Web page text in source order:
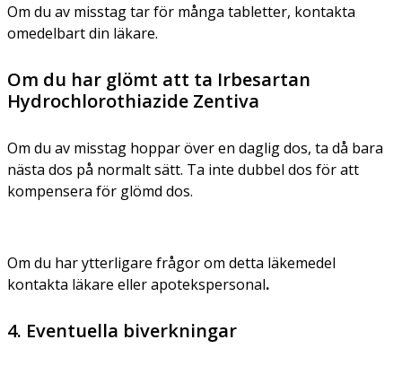
Om du av misstag tar för många tabletter, kontakta
omedelbart din läkare.
Om du har glömt att ta Irbesartan
Hydrochlorothiazide Zentiva
Om du av misstag hoppar över en daglig dos, ta då bara
nästa dos på normalt sätt. Ta inte dubbel dos för att
kompensera för glömd dos.
Om du har ytterligare frågor om detta läkemedel
kontakta läkare eller apotekspersonal.
4. Eventuella biverkningar